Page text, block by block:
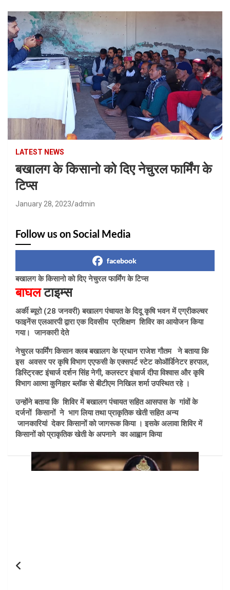
LATEST NEWS
बखालग के किसानो को दिए नेचुरल फार्मिंग के
टिप्स
January 28, 2023 admin
Follow us on Social Media
facebook
बखालग के किसानो को दिए नेचुरल फार्मिंग के टिप्स
बाघलटाइम्स
अर्की ब्यूरो (28 जनवरी) बखालग पंचायत के दिदू कृषि भवन में एग्रीकल्चर
फाइनेंस एलआरपी द्वारा एक दिवसीय प्रशिक्षण शिविर का आयोजन किया
गया। जानकारी देते
नेचुरल फार्मिंग किसान क्लब बखालग के प्रधान राजेश गौतम ने बताया कि
इस अवसर पर कृषि विभाग एएफसी के एक्सपर्ट स्टेट कोऑर्डिनेटर हरपाल,
डिस्ट्रिक्ट इंचार्ज दर्शन सिंह नेगी, कलस्टर इंचार्ज दीपा विश्वास और कृषि
विभाग आत्मा कुनिहार ब्लॉक से बीटीएम निखिल शर्मा उपस्थित रहे ।
उन्होंने बताया कि शिविर में बखालग पंचायत सहित आसपास के गांवों के
दर्जनों किसानों ने भाग लिया तथा प्राकृतिक खेती सहित अन्य
जानकारियां देकर किसानों को जागरूक किया । इसके अलावा शिविर में
किसानों को प्राकृतिक खेती के अपनाने का आह्वान किया